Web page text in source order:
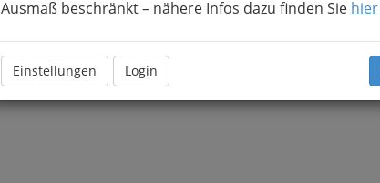
Ausmaß beschränkt – nähere Infos dazu finden Sie hier
Einstellungen Login